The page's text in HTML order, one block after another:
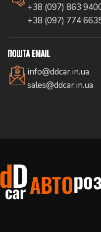
+38 (097) 863
+38 (097) 774
ПОШТА EMAIL
info@ddcar.in.ua
sales@ddcar.in.ua